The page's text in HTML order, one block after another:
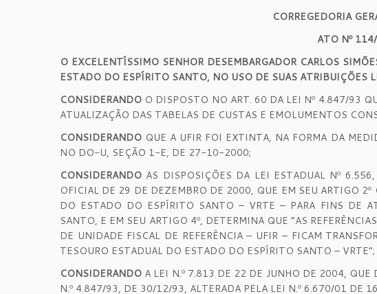
CORREGEDORIA
ATO Nº
O EXCELENTÍSSIMO SENHOR DESEMBARGADOR CARLOS
ESTADO DO ESPÍRITO SANTO, NO USO DE SUAS ATRIBUIÇÕES
CONSIDERANDO O DISPOSTO NO ART. 60 DA LEI Nº 4.847/93
ATUALIZAÇÃO DAS TABELAS DE CUSTAS E EMOLUMENTOS
CONSIDERANDO QUE A UFIR FOI EXTINTA, NA FORMA DA
NO DO-U, SEÇÃO 1-E, DE 27-10-2000;
CONSIDERANDO AS DISPOSIÇÕES DA LEI ESTADUAL Nº
OFICIAL DE 29 DE DEZEMBRO DE 2000, QUE EM SEU ARTIGO
DO ESTADO DO ESPÍRITO SANTO – VRTE – PARA FINS DE
SANTO, E EM SEU ARTIGO 4º, DETERMINA QUE “AS
DE UNIDADE FISCAL DE REFERÊNCIA – UFIR – FICAM
TESOURO ESTADUAL DO ESTADO DO ESPÍRITO SANTO – VRTE”;
CONSIDERANDO A LEI N.º 7.813 DE 22 DE JUNHO DE 2004, QUE
N.º 4.847/93, DE 30/12/93, ALTERADA PELA LEI N.º 6.670/01 DE